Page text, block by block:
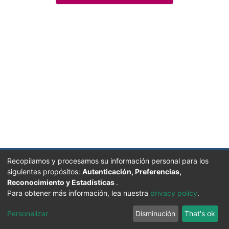
Facultad de Humanidades, Artes y Ciencias Sociales
UADER
Soportado por D-SPACE | Dpto. Sistemas FHAyCS
Recopilamos y procesamos su información personal para los
siguientes propósitos: Autenticación, Preferencias,
Reconocimiento y Estadísticas .
Para obtener más información, lea nuestra privacy policy.
Personalizar Disminución That's ok